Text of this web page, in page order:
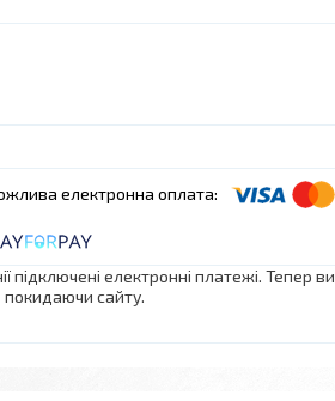
підключені електронні платежі. Тепер
покидаючи сайту.